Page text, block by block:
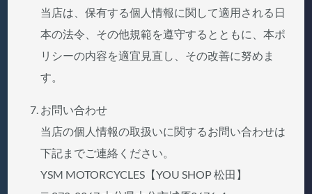
当店は、保有する個人情報に関して適用される日
本の法令、その他規範を遵守するとともに、本ポ
リシーの内容を適宜見直し、その改善に努めま
す。
お問い合わせ
当店の個人情報の取扱いに関するお問い合わせは
下記までご連絡ください。
YSM MOTORCYCLES【YOU SHOP 松田】